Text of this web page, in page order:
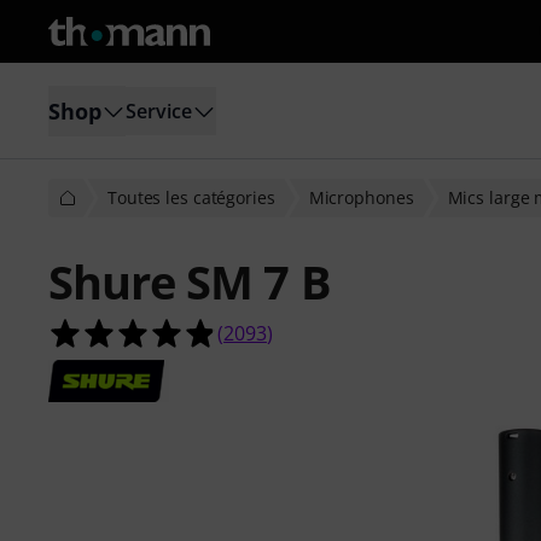
Shop Service
Toutes les catégories Microphones Mics large
Shure SM 7 B
4.9 étoiles sur 5 d'après 2093
(2093)